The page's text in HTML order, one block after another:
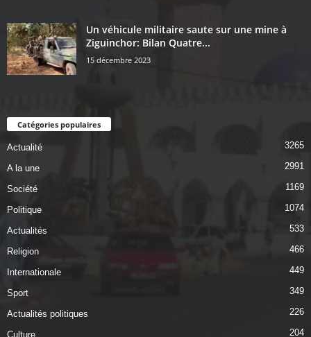
Un véhicule militaire saute sur une mine à
Ziguinchor: Bilan Quatre...
15 décembre 2023
Catégories populaires
Actualité 3265
A la une 2991
Société 1169
Politique 1074
Actualités 533
Religion 466
Internationale 449
Sport 349
Actualités politiques 226
Culture 204